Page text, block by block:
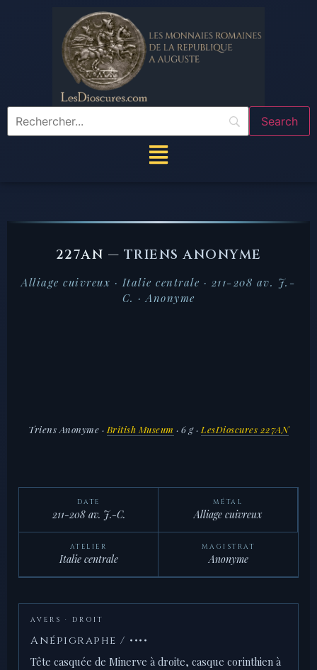
227AN — TRIENS ANONYME
Alliage cuivreux · Italie centrale · 211-208 av. J.-
C. · Anonyme
Triens Anonyme · British Museum · 6 g · LesDioscures 227AN
DATE
211-208 av. J.-C.
MÉTAL
Alliage cuivreux
ATELIER
Italie centrale
MAGISTRAT
Anonyme
AVERS · DROIT
Anépigraphe / ••••
Tête casquée de Minerve à droite, casque corinthien à